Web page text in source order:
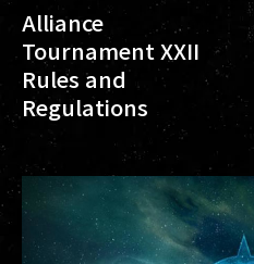
Alliance
Tournament XXII
Rules and
Regulations